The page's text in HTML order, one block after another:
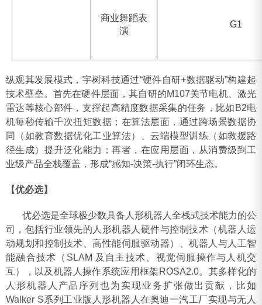
商业舞蹈表
演
G1
纵观其发展模式，宇树科技通过“硬件自研+数据驱动”构建起
技术壁垒。首先在硬件层面，其自研的M107关节电机、激光
雷达等核心部件，支撑起高精度数据采集的任务，比如B2电
机每秒传输千次扭矩数据；在算法层面，通过跨场景数据协
同（如教育数据优化工业算法）、云端模型训练（如救援路
径生成）提升泛化能力‌；再者，在应用层面，从消费级到工
业级产品全栈覆盖，形成“感知-决策-执行”闭环生态‌。
【优必选】
优必选是全球极少数具备人形机器人全栈式技术能力的公
司，包括行业领先的人形机器人硬件与控制技术（机器人运
动规划和控制技术、高性能伺服驱动器）、机器人与人工智
能融合技术（SLAM 及自主技术、视觉伺服操作与人机交
互），以及机器人操作系统应用框架ROSA2.0。其多样化的
人形机器人产品序列也为实现业务扩张做出贡献，比如
Walker S系列工业版人形机器人在奥迪一汽工厂实现与无人